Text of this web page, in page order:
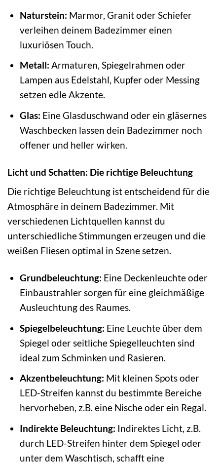
Naturstein: Marmor, Granit oder Schiefer
verleihen deinem Badezimmer einen
luxuriösen Touch.
Metall: Armaturen, Spiegelrahmen oder
Lampen aus Edelstahl, Kupfer oder Messing
setzen edle Akzente.
Glas: Eine Glasduschwand oder ein gläsernes
Waschbecken lassen dein Badezimmer noch
offener und heller wirken.
Licht und Schatten: Die richtige Beleuchtung
Die richtige Beleuchtung ist entscheidend für die
Atmosphäre in deinem Badezimmer. Mit
verschiedenen Lichtquellen kannst du
unterschiedliche Stimmungen erzeugen und die
weißen Fliesen optimal in Szene setzen.
Grundbeleuchtung: Eine Deckenleuchte oder
Einbaustrahler sorgen für eine gleichmäßige
Ausleuchtung des Raumes.
Spiegelbeleuchtung: Eine Leuchte über dem
Spiegel oder seitliche Spiegelleuchten sind
ideal zum Schminken und Rasieren.
Akzentbeleuchtung: Mit kleinen Spots oder
LED-Streifen kannst du bestimmte Bereiche
hervorheben, z.B. eine Nische oder ein Regal.
Indirekte Beleuchtung: Indirektes Licht, z.B.
durch LED-Streifen hinter dem Spiegel oder
unter dem Waschtisch, schafft eine